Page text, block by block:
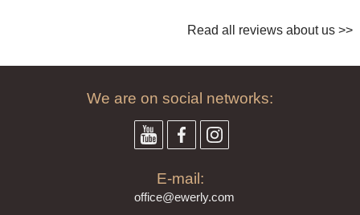
Read all reviews about us >>
We are on social networks:
E-mail:
office@ewerly.com